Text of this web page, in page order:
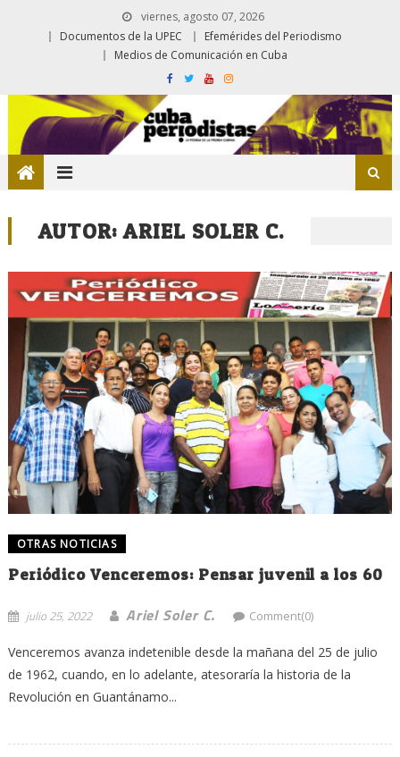
viernes, agosto 07, 2026
Documentos de la UPEC
Efemérides del Periodismo
Medios de Comunicación en Cuba
AUTOR:ARIEL SOLER C.
OTRAS NOTICIAS
Periódico Venceremos: Pensar juvenil a los 60
julio 25, 2022 Ariel Soler C. Comment(0)
Venceremos avanza indetenible desde la mañana del 25 de julio
de 1962, cuando, en lo adelante, atesoraría la historia de la
Revolución en Guantánamo...